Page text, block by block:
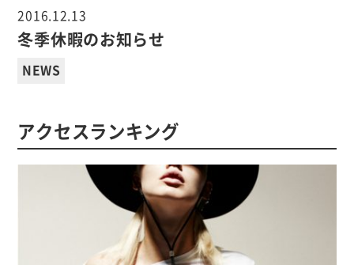
2016.12.13
冬季休暇のお知らせ
NEWS
アクセスランキング